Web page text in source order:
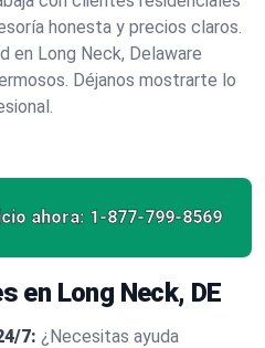
honesta y precios claros.
en Long Neck, Delaware
Déjanos mostrarte lo
ahora: 1-877-799-8569
en Long Neck, DE
7: ¿Necesitas ayuda